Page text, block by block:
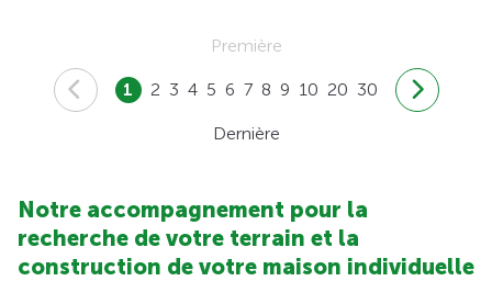
Première
1 2 3 4 5 6 7 8 9 10 20 30
Dernière
Notre accompagnement pour la
recherche de votre terrain et la
construction de votre maison individuelle